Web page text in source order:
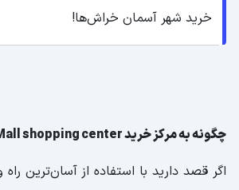
خرید شهر آسمان خراش‌ها!
چگونه به مرکز خرید Marina Mall shopping center برسیم؟
اگر قصد دارید با استفاده از آسان‌ترین